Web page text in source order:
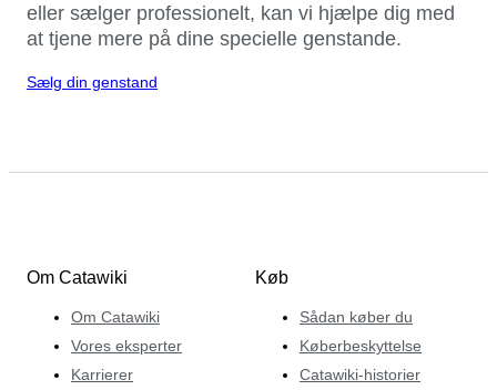
eller sælger professionelt, kan vi hjælpe dig med
at tjene mere på dine specielle genstande.
Sælg din genstand
Om Catawiki
Om Catawiki
Vores eksperter
Karrierer
Køb
Sådan køber du
Køberbeskyttelse
Catawiki-historier